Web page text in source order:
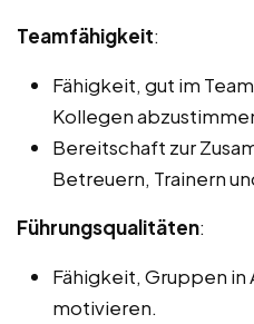
Teamfähigkeit:
Fähigkeit, gut im
Kollegen
Bereitschaft zur
Betreuern, Trainern
Führungsqualitäten:
Fähigkeit, Gruppen in
motivieren.